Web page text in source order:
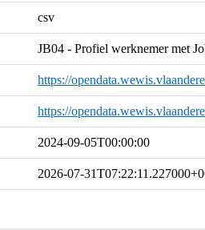
csv
JB04 - Profiel werknemer met
https://
https://
2024-09-05T00:00:00
2026-07-